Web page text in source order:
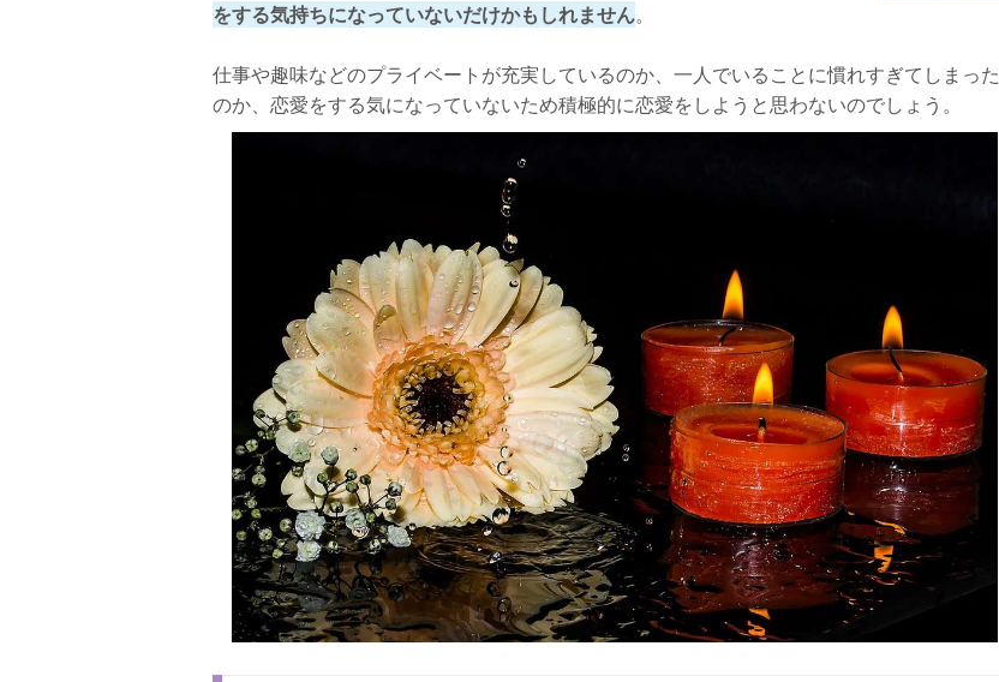
をする気持ちになっていないだけかもしれません。
仕事や趣味などのプライベートが充実しているのか、一人でいることに慣れすぎてしまった
のか、恋愛をする気になっていないため積極的に恋愛をしようと思わないのでしょう。